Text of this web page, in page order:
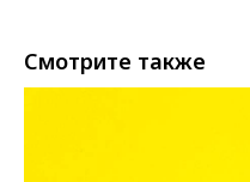
Смотрите также